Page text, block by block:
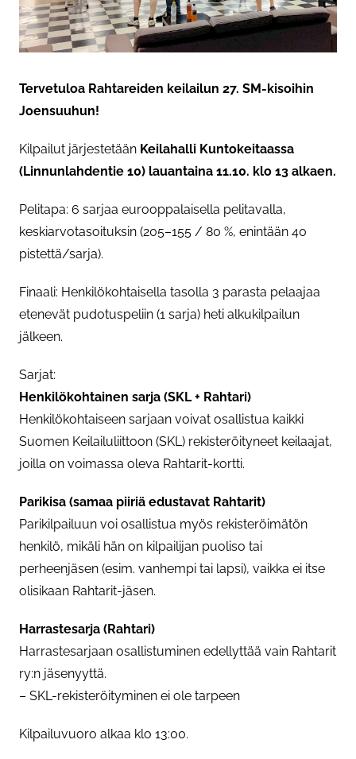
Tervetuloa Rahtareiden keilailun 27. SM-kisoihin
Joensuuhun!
Kilpailut järjestetään Keilahalli Kuntokeitaassa
(Linnunlahdentie 10) lauantaina 11.10. klo 13 alkaen.
Pelitapa: 6 sarjaa eurooppalaisella pelitavalla,
keskiarvotasoituksin (205–155 / 80 %, enintään 40
pistettä/sarja).
Finaali: Henkilökohtaisella tasolla 3 parasta pelaajaa
etenevät pudotuspeliin (1 sarja) heti alkukilpailun
jälkeen.
Sarjat:
Henkilökohtainen sarja (SKL + Rahtari)
Henkilökohtaiseen sarjaan voivat osallistua kaikki
Suomen Keilailuliittoon (SKL) rekisteröityneet keilaajat,
joilla on voimassa oleva Rahtarit-kortti.
Parikisa (samaa piiriä edustavat Rahtarit)
Parikilpailuun voi osallistua myös rekisteröimätön
henkilö, mikäli hän on kilpailijan puoliso tai
perheenjäsen (esim. vanhempi tai lapsi), vaikka ei itse
olisikaan Rahtarit-jäsen.
Harrastesarja (Rahtari)
Harrastesarjaan osallistuminen edellyttää vain Rahtarit
ry:n jäsenyyttä.
– SKL-rekisteröityminen ei ole tarpeen
Kilpailuvuoro alkaa klo 13:00.